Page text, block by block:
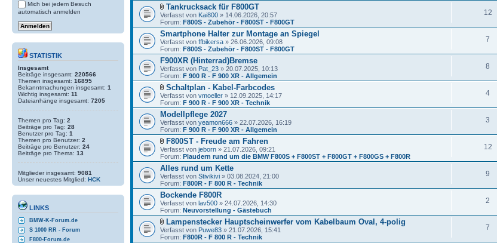
Mich bei jedem Besuch
automatisch anmelden
STATISTIK
Insgesamt
Beiträge insgesamt: 220566
Themen insgesamt: 16895
Bekanntmachungen insgesamt: 1
Wichtig insgesamt: 11
Dateianhänge insgesamt: 7205
Themen pro Tag: 2
Beiträge pro Tag: 28
Benutzer pro Tag: 1
Themen pro Benutzer: 2
Beiträge pro Benutzer: 24
Beiträge pro Thema: 13
Mitglieder insgesamt: 9081
Unser neuestes Mitglied: HCK
LINKS
BMW-K-Forum.de
S 1000 RR - Forum
F800-Forum.de
Tankrucksack für F800GT
Verfasst von Kai800 » 14.06.2026, 20:57
Forum: F800S - Zubehör - F800ST - F800GT
12
Smartphone Halter zur Montage an Spiegel
Verfasst von ffbikersa » 26.06.2026, 09:08
Forum: F800S - Zubehör - F800ST - F800GT
7
F900XR (Hinterrad)Bremse
Verfasst von Pat_23 » 20.07.2025, 10:13
Forum: F 900 R - F 900 XR - Allgemein
8
Schaltplan - Kabel-Farbcodes
Verfasst von vmoeller » 12.09.2025, 14:17
Forum: F 900 R - F 900 XR - Technik
4
Modellpflege 2027
Verfasst von yeamon666 » 22.07.2026, 16:19
Forum: F 900 R - F 900 XR - Allgemein
3
F800ST - Freude am Fahren
Verfasst von jeborn » 21.07.2026, 09:21
Forum: Plaudern rund um die BMW F800S + F800ST + F800GT + F800GS + F800R
12
Alles rund um Kette
Verfasst von Stivikivi » 03.08.2024, 21:00
Forum: F800R - F 800 R - Technik
9
Bockende F800R
Verfasst von lav500 » 24.07.2026, 14:30
Forum: Neuvorstellung - Gästebuch
2
Lampenstecker Hauptscheinwerfer vom Kabelbaum Oval, 4-polig
Verfasst von Puwe83 » 21.07.2026, 15:41
Forum: F800R - F 800 R - Technik
7